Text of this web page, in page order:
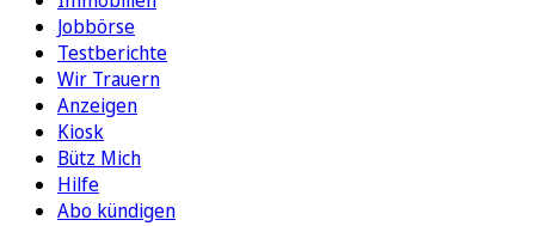
Jobbörse
Testberichte
Wir Trauern
Anzeigen
Kiosk
Bütz Mich
Hilfe
Abo kündigen